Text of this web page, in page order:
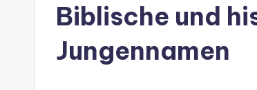
Biblische und
Jungennamen